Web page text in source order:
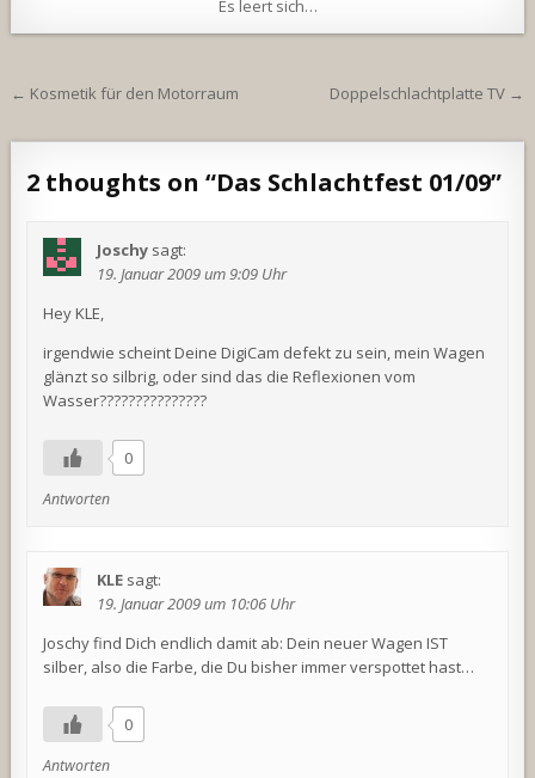
Es leert sich…
Beitragsnavigation
← Kosmetik für den Motorraum Doppelschlachtplatte TV →
2 thoughts on “Das Schlachtfest 01/09”
Joschy sagt:
19. Januar 2009 um 9:09 Uhr
Hey KLE,
irgendwie scheint Deine DigiCam defekt zu sein, mein Wagen
glänzt so silbrig, oder sind das die Reflexionen vom
Wasser???????????????
0
Antworten
KLE sagt:
19. Januar 2009 um 10:06 Uhr
Joschy find Dich endlich damit ab: Dein neuer Wagen IST
silber, also die Farbe, die Du bisher immer verspottet hast…
0
Antworten